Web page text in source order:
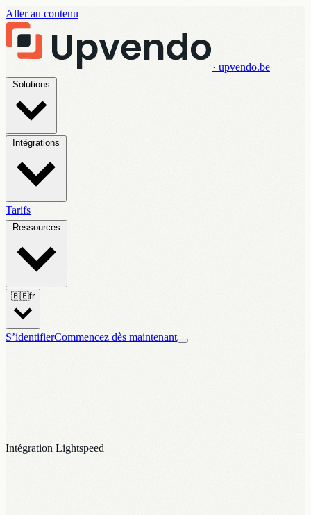
Aller au contenu
· upvendo.be
Tarifs
🇧🇪fr
S’identifierCommencez dès maintenant
Intégration Lightspeed